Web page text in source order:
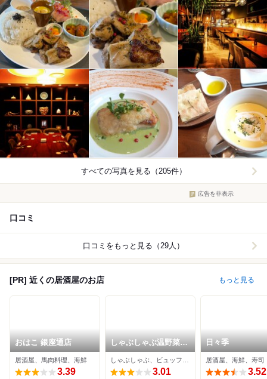
すべての写真を見る（205件）
広告を非表示
口コミ
口コミをもっと見る（29人）
[PR] 近くの居酒屋のお店 もっと見る
おはこ 銀座通店
居酒屋、馬肉料理、海鮮
3.39
しゃぶしゃぶ温野菜
熊本健軍店
3.01
日々季
居酒屋、海鮮、寿司
3.52